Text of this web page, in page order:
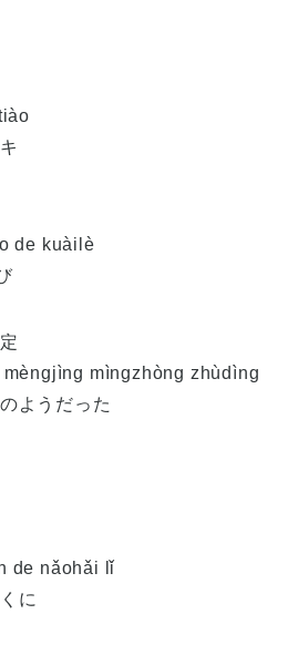
de kuàilè
mìngzhòng zhùdìng
ようだった
de nǎohǎi lǐ
に